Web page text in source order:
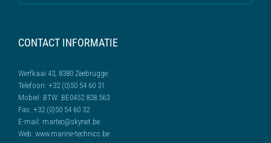
CONTACT INFORMATIE
Werfkaai 43, 8380 Zeebrugge
Telefoon: +32 (0)50 54 60 31
Mobiel: BTW: BE0452.828.563
Fax: +32 (0)50 54 60 32
E-mail: martec@skynet.be
Web: www.marine-technics.be